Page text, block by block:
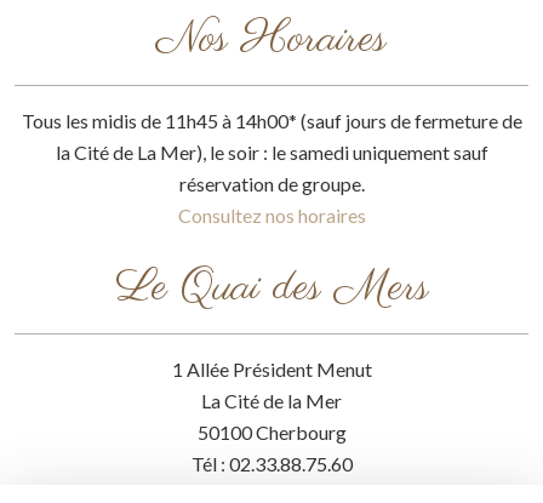
Nos Horaires
Tous les midis de 11h45 à 14h00* (sauf jours de fermeture de
la Cité de La Mer), le soir : le samedi uniquement sauf
réservation de groupe.
Consultez nos horaires
Le Quai des Mers
1 Allée Président Menut
La Cité de la Mer
50100 Cherbourg
Tél : 02.33.88.75.60